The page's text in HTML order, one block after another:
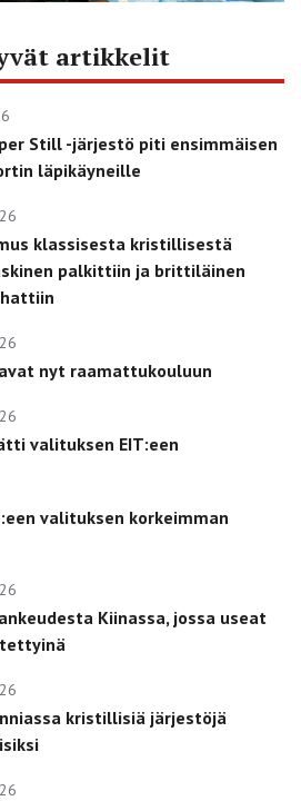
artikkelit
Still -järjestö piti ensimmäisen
läpikäyneille
klassisesta kristillisestä
palkittiin ja brittiläinen
nyt raamattukouluun
valituksen EIT:een
valituksen korkeimman
Kiinassa, jossa useat
kristillisiä järjestöjä